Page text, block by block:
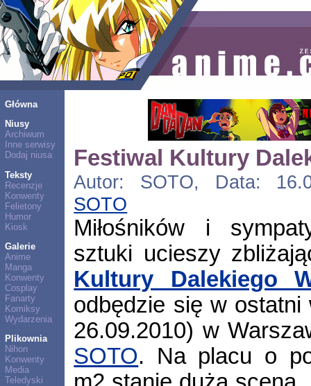
Główna
Niusy
Archiwum
Inne serwisy
Dodaj niusa
Teksty
Recenzje
Konwenty
Felietony
Humor
Kiosk
Galerie
Anime
Manga
Konwenty
Cosplay
Fanarty
Komiksy
Wydarzenia
Plikownia
Nihon
Konwenty
Media
Teledyski
Festiwal Kultury
Autor: SOTO, Data:
SOTO
Miłośników i
sztuki ucieszy
Kultury Dalekiego
odbędzie się w
26.09.2010) w
SOTO. Na placu o